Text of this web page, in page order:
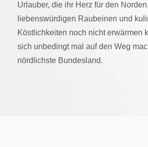
Urlauber, die ihr Herz für den
liebenswürdigen Raubeinen und
Köstlichkeiten noch nicht erwärmen
sich unbedingt mal auf den Weg
nördlichste Bundesland.